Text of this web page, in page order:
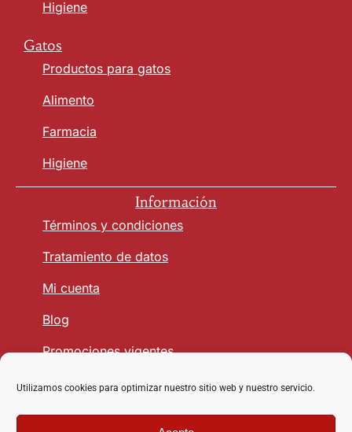
Utilizamos cookies para optimizar nuestro sitio web y nuestro servicio.
Higiene
Gatos
Productos para gatos
Alimento
Farmacia
Higiene
Información
Términos y condiciones
Tratamiento de datos
Mi cuenta
Blog
Promociones vigentes
Seguridad y Confianza